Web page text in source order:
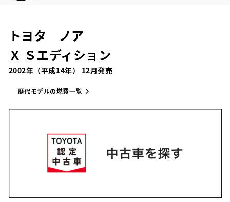
トヨタ ノア
Ｘ Ｓエディション
2002年（平成14年） 12月発売
歴代モデルの燃費一覧